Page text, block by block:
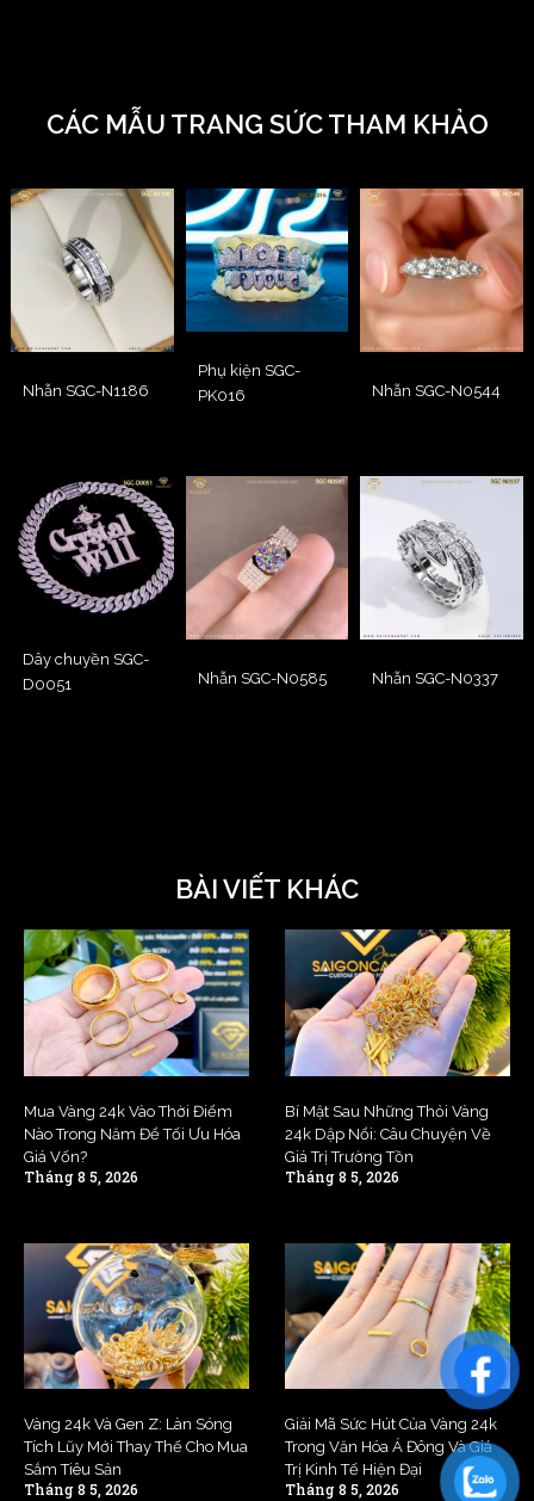
CÁC MẪU TRANG SỨC THAM KHẢO
Nhẫn SGC-N1186
Phụ kiện SGC-
PK016
Nhẫn SGC-N0544
Dây chuyền SGC-
D0051
Nhẫn SGC-N0585 Nhẫn SGC-N0337
BÀI VIẾT KHÁC
Mua Vàng 24k Vào Thời Điểm
Nào Trong Năm Để Tối Ưu Hóa
Giá Vốn?
Tháng 8 5, 2026
Bí Mật Sau Những Thỏi Vàng
24k Dập Nổi: Câu Chuyện Về
Giá Trị Trường Tồn
Tháng 8 5, 2026
Vàng 24k Và Gen Z: Làn Sóng
Tích Lũy Mới Thay Thế Cho Mua
Sắm Tiêu Sản
Tháng 8 5, 2026
Giải Mã Sức Hút Của Vàng 24k
Trong Văn Hóa Á Đông Và Giá
Trị Kinh Tế Hiện Đại
Tháng 8 5, 2026